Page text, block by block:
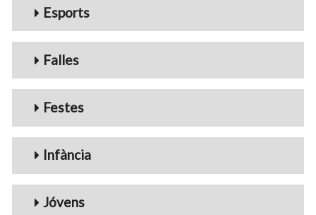
Esports
Falles
Festes
Infància
Jóvens